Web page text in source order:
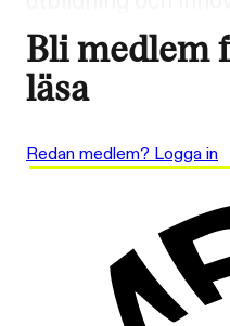
Bli medlem
läsa
Redan medlem? Logga in